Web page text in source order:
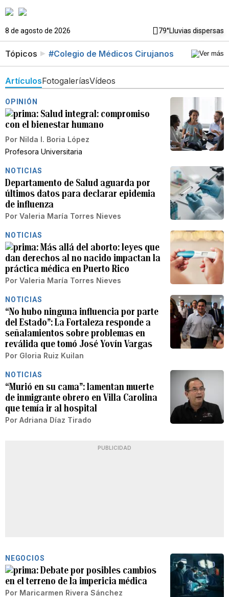
8 de agosto de 2026 79°Lluvias dispersas
Tópicos #Colegio de Médicos Cirujanos
ArtículosFotogaleríasVídeos
OPINIÓN
Salud integral: compromiso
con el bienestar humano
Por Nilda I. Boria López
Profesora Universitaria
NOTICIAS
Departamento de Salud aguarda por
últimos datos para declarar epidemia
de influenza
Por Valeria María Torres Nieves
NOTICIAS
Más allá del aborto: leyes que
dan derechos al no nacido impactan la
práctica médica en Puerto Rico
Por Valeria María Torres Nieves
NOTICIAS
“No hubo ninguna influencia por parte
del Estado”: La Fortaleza responde a
señalamientos sobre problemas en
reválida que tomó José Yovín Vargas
Por Gloria Ruiz Kuilan
NOTICIAS
“Murió en su cama”: lamentan muerte
de inmigrante obrero en Villa Carolina
que temía ir al hospital
Por Adriana Díaz Tirado
PUBLICIDAD
NEGOCIOS
Debate por posibles cambios
en el terreno de la impericia médica
Por Maricarmen Rivera Sánchez